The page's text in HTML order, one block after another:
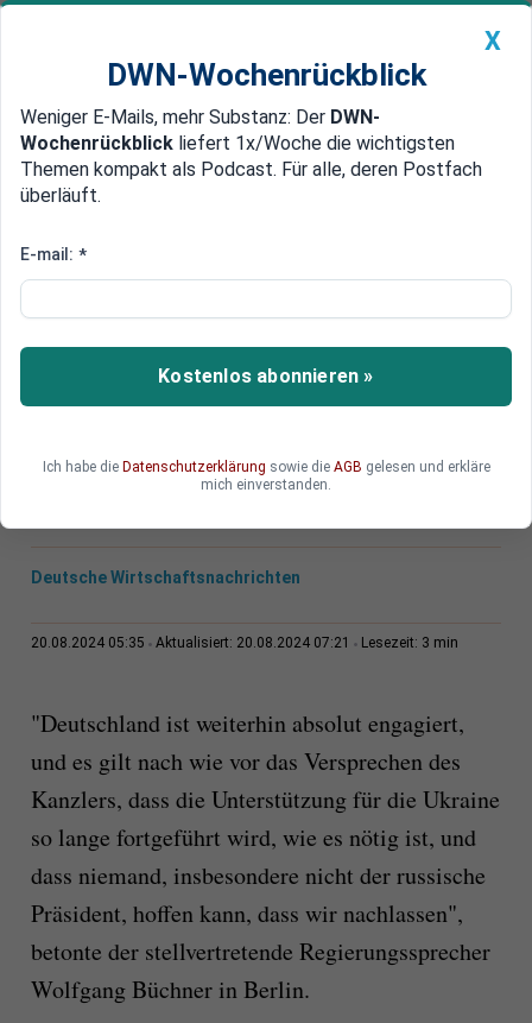
Newsticker MEIN DWN: Geldanlage Premium
Edelmetalle DWN-Magazin China
Trotz knapper Kassen: Wie
weiterhin unterstützen will
Deutschland bleibt nach dem Willen der
Bundesregierung trotz angespannter
der Ukraine. Wie soll das gelingen?
Deutsche Wirtschaftsnachrichten
20.08.2024 05:35 Aktualisiert: 20.08.2024 07:21 Lesezeit: 3 min
"Deutschland ist weiterhin absolut engagiert,
und es gilt nach wie vor das Versprechen des
Kanzlers, dass die Unterstützung für die Ukraine
so lange fortgeführt wird, wie es nötig ist, und
dass niemand, insbesondere nicht der russische
Präsident, hoffen kann, dass wir nachlassen",
betonte der stellvertretende Regierungssprecher
Wolfgang Büchner in Berlin.
X
DWN-Wochenrückblick
Weniger E-Mails, mehr Substanz: Der DWN-
Wochenrückblick liefert 1x/Woche die wichtigsten
Themen kompakt als Podcast. Für alle, deren Postfach
überläuft.
E-mail: *
Kostenlos abonnieren »
Ich habe die Datenschutzerklärung sowie die AGB gelesen und erkläre
mich einverstanden.